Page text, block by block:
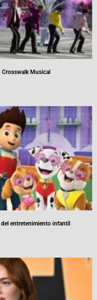
Musical
entretenimiento infantil